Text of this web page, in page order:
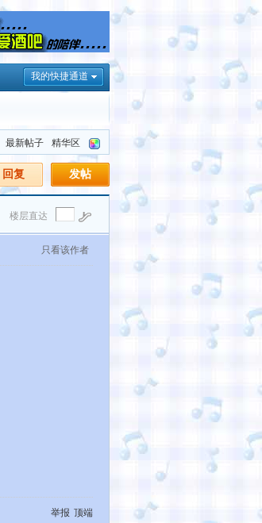
我的快捷通道
最新帖子 精华区
发帖
回复
楼层直达
只看该作者
举报 顶端